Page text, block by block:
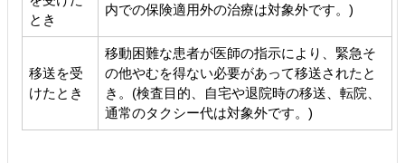
とき
内での保険適用外の治療は対象外です。)
移送を受
けたとき
移動困難な患者が医師の指示により、緊急そ
の他やむを得ない必要があって移送されたと
き。(検査目的、自宅や退院時の移送、転院、
通常のタクシー代は対象外です。)